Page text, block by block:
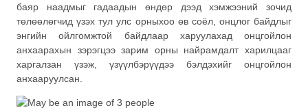
баяр наадмыг гадаадын өндөр дээд хэмжээний зочид
төлөөлөгчид үзэх тул улс орныхоо өв соёл, онцлог байдлыг
энгийн ойлгомжтой байдлаар харуулахад онцгойлон
анхаарахын зэрэгцээ зарим орны найрамдалт харилцааг
харгалзан үзэж, үзүүлбэрүүдээ бэлдэхийг онцгойлон
анхааруулсан.